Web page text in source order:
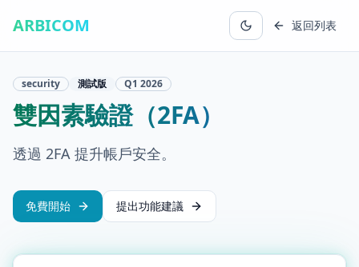
ARBICOM 返回列表
security 測試版 Q1 2026
雙因素驗證（2FA）
透過 2FA 提升帳戶安全。
免費開始 提出功能建議